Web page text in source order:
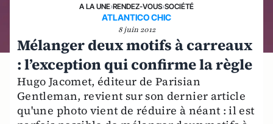
A LA UNE›RENDEZ-VOUS›SOCIÉTÉ
ATLANTICO CHIC
8 juin 2012
Mélanger deux motifs à carreaux
: l’exception qui confirme la règle
Hugo Jacomet, éditeur de Parisian
Gentleman, revient sur son dernier article
qu'une photo vient de réduire à néant : il est